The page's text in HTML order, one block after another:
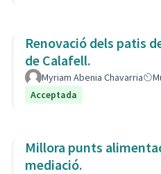
Renovació dels patis
de Calafell.
Myriam Abenia Chavarria
Acceptada
Millora punts
mediació.